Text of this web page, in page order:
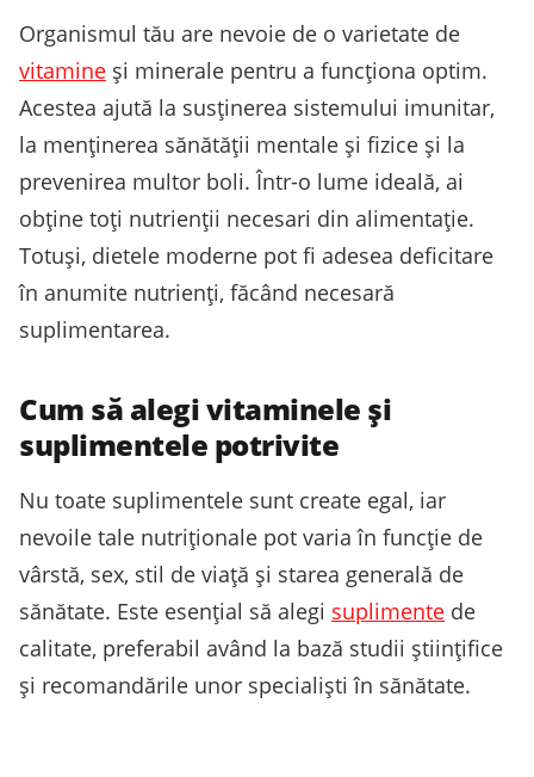
Organismul tău are nevoie de o varietate de
vitamine și minerale pentru a funcționa optim.
Acestea ajută la susținerea sistemului imunitar,
la menținerea sănătății mentale și fizice și la
prevenirea multor boli. Într-o lume ideală, ai
obține toți nutrienții necesari din alimentație.
Totuși, dietele moderne pot fi adesea deficitare
în anumite nutrienți, făcând necesară
suplimentarea.
Cum să alegi vitaminele și
suplimentele potrivite
Nu toate suplimentele sunt create egal, iar
nevoile tale nutriționale pot varia în funcție de
vârstă, sex, stil de viață și starea generală de
sănătate. Este esențial să alegi suplimente de
calitate, preferabil având la bază studii științifice
și recomandările unor specialiști în sănătate.